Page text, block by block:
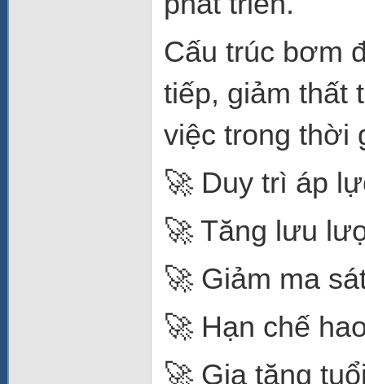
Cấu trúc bơm
tiếp, giảm thất
việc trong thời
🚀 Duy trì áp
🚀 Tăng lưu
🚀 Giảm ma
🚀 Hạn chế
🚀 Gia tăng